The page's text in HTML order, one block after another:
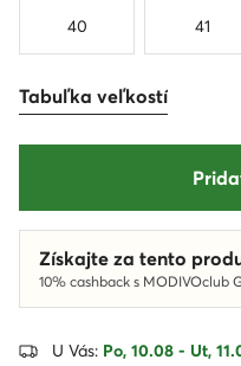
40 41
Tabuľka veľkostí
Získajte za tento
10% cashback s MODIVOclub
U Vás: Po, 10.08 - Ut,